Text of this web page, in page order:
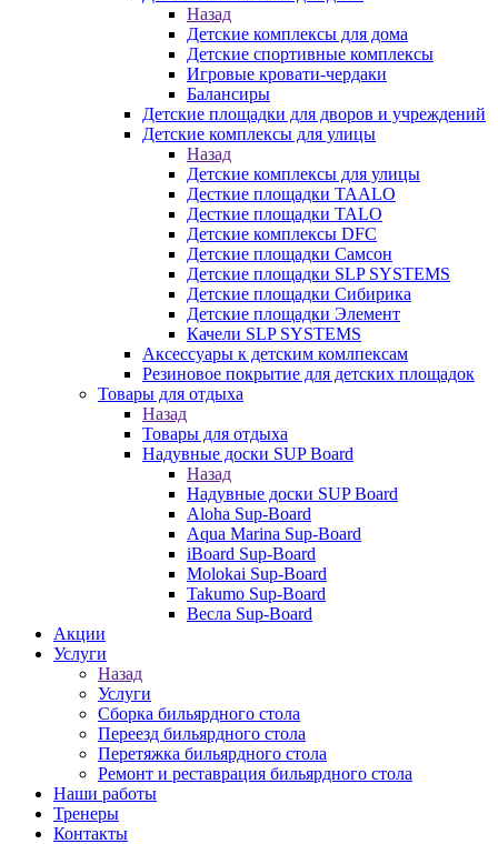
Назад
Детские комплексы для дома
Детские спортивные комплексы
Игровые кровати-чердаки
Балансиры
Детские площадки для дворов и учреждений
Детские комплексы для улицы
Назад
Детские комплексы для улицы
Десткие площадки TAALO
Десткие площадки TALO
Детские комплексы DFC
Детские площадки Самсон
Детские площадки SLP SYSTEMS
Детские площадки Сибирика
Детские площадки Элемент
Качели SLP SYSTEMS
Аксессуары к детским комлпексам
Резиновое покрытие для детских площадок
Товары для отдыха
Назад
Товары для отдыха
Надувные доски SUP Board
Назад
Надувные доски SUP Board
Aloha Sup-Board
Aqua Marina Sup-Board
iBoard Sup-Board
Molokai Sup-Board
Takumo Sup-Board
Весла Sup-Board
Акции
Услуги
Назад
Услуги
Сборка бильярдного стола
Переезд бильярдного стола
Перетяжка бильярдного стола
Ремонт и реставрация бильярдного стола
Наши работы
Тренеры
Контакты